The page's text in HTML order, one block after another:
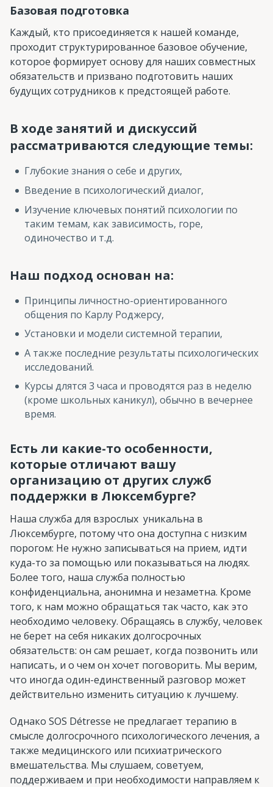
Базовая подготовка
Каждый, кто присоединяется к нашей команде,
проходит структурированное базовое обучение,
которое формирует основу для наших совместных
обязательств и призвано подготовить наших
будущих сотрудников к предстоящей работе.
В ходе занятий и дискуссий
рассматриваются следующие темы:
Глубокие знания о себе и других,
Введение в психологический диалог,
Изучение ключевых понятий психологии по
таким темам, как зависимость, горе,
одиночество и т.д.
Наш подход основан на:
Принципы личностно-ориентированного
общения по Карлу Роджерсу,
Установки и модели системной терапии,
А также последние результаты психологических
исследований.
Курсы длятся 3 часа и проводятся раз в неделю
(кроме школьных каникул), обычно в вечернее
время.
Есть ли какие-то особенности,
которые отличают вашу
организацию от других служб
поддержки в Люксембурге?
Наша служба для взрослых уникальна в
Люксембурге, потому что она доступна с низким
порогом: Не нужно записываться на прием, идти
куда-то за помощью или показываться на людях.
Более того, наша служба полностью
конфиденциальна, анонимна и незаметна. Кроме
того, к нам можно обращаться так часто, как это
необходимо человеку. Обращаясь в службу, человек
не берет на себя никаких долгосрочных
обязательств: он сам решает, когда позвонить или
написать, и о чем он хочет поговорить. Мы верим,
что иногда один-единственный разговор может
действительно изменить ситуацию к лучшему.
Однако SOS Détresse не предлагает терапию в
смысле долгосрочного психологического лечения, а
также медицинского или психиатрического
вмешательства. Мы слушаем, советуем,
поддерживаем и при необходимости направляем к